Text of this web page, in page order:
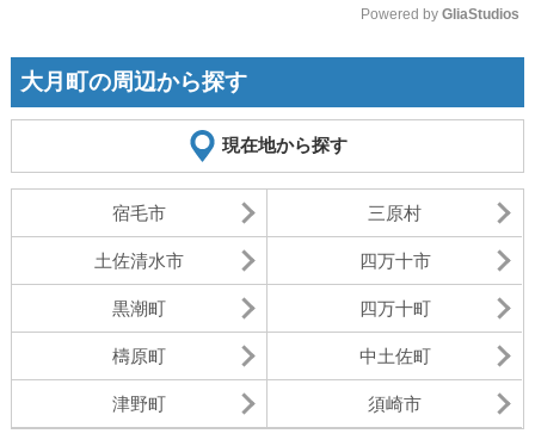
Mute
Powered by GliaStudios
大月町の周辺から探す
現在地から探す
宿毛市 三原村
土佐清水市 四万十市
黒潮町 四万十町
檮原町 中土佐町
津野町 須崎市